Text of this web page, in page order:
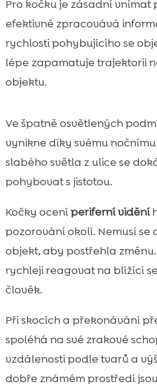
Pro kočku je zásadní vnímat
efektivně zpracovává
rychlosti pohybujícího se
lépe zapamatuje trajektorii
objektu.
Ve špatně osvětlených
vynikne díky svému
slabého světla z ulice se
pohybovat s jistotou.
Kočky oceníperiferní vidění
pozorování okolí. Nemusí se
objekt, aby postřehla
rychleji reagovat na blížící
člověk.
Při skocích a překonávání
spoléhá na své zrakové
vzdálenosti podle tvarů a
dobře známém prostředí